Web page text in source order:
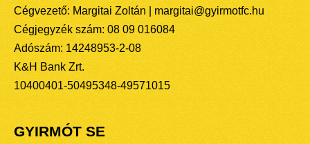
Cégvezető: Margitai Zoltán | margitai@gyirmotfc.hu
Cégjegyzék szám: 08 09 016084
Adószám: 14248953-2-08
K&H Bank Zrt.
10400401-50495348-49571015
GYIRMÓT SE